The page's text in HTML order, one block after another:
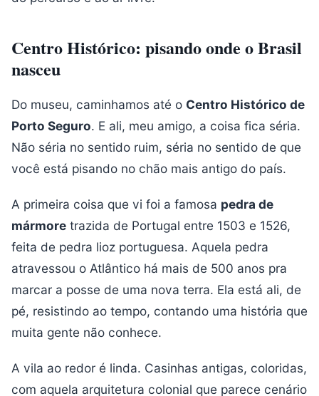
Centro Histórico: pisando onde o Brasil
nasceu
Do museu, caminhamos até o Centro Histórico de
Porto Seguro. E ali, meu amigo, a coisa fica séria.
Não séria no sentido ruim, séria no sentido de que
você está pisando no chão mais antigo do país.
A primeira coisa que vi foi a famosa pedra de
mármore trazida de Portugal entre 1503 e 1526,
feita de pedra lioz portuguesa. Aquela pedra
atravessou o Atlântico há mais de 500 anos pra
marcar a posse de uma nova terra. Ela está ali, de
pé, resistindo ao tempo, contando uma história que
muita gente não conhece.
A vila ao redor é linda. Casinhas antigas, coloridas,
com aquela arquitetura colonial que parece cenário